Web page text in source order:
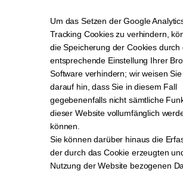
Um das Setzen der Google
Tracking Cookies zu verhindern,
die Speicherung der Cookies durch
entsprechende Einstellung Ihrer
Software verhindern; wir weisen
darauf hin, dass Sie in diesem Fall
gegebenenfalls nicht sämtliche
dieser Website vollumfänglich
können.
Sie können darüber hinaus die
der durch das Cookie erzeugten
Nutzung der Website bezogenen